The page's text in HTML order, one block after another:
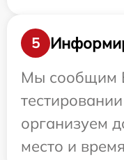
5
Мы сообщим
организуем
место и